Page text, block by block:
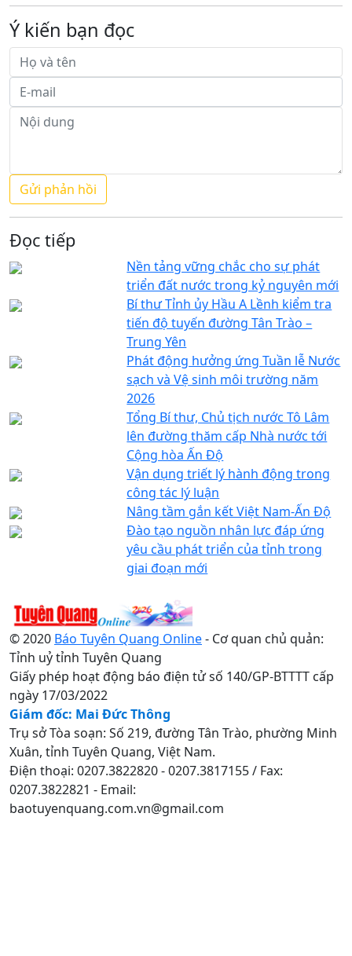
Ý kiến bạn đọc
Đọc tiếp
Nền tảng vững chắc cho sự phát
triển đất nước trong kỷ nguyên mới
Bí thư Tỉnh ủy Hầu A Lềnh kiểm tra
tiến độ tuyến đường Tân Trào –
Trung Yên
Phát động hưởng ứng Tuần lễ Nước
sạch và Vệ sinh môi trường năm
2026
Tổng Bí thư, Chủ tịch nước Tô Lâm
lên đường thăm cấp Nhà nước tới
Cộng hòa Ấn Độ
Vận dụng triết lý hành động trong
công tác lý luận
Nâng tầm gắn kết Việt Nam-Ấn Độ
Đào tạo nguồn nhân lực đáp ứng
yêu cầu phát triển của tỉnh trong
giai đoạn mới
© 2020 Báo Tuyên Quang Online- Cơ quan chủ quản:
Tỉnh uỷ tỉnh Tuyên Quang
Giấy phép hoạt động báo điện tử số 140/GP-BTTTT cấp
ngày 17/03/2022
Giám đốc: Mai Đức Thông
Trụ sở Tòa soạn: Số 219, đường Tân Trào, phường Minh
Xuân, tỉnh Tuyên Quang, Việt Nam.
Điện thoại: 0207.3822820 - 0207.3817155 / Fax:
0207.3822821 - Email:
baotuyenquang.com.vn@gmail.com